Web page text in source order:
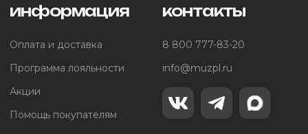
информация
Оплата и доставка
Программа лояльности
Акции
Помощь покупателям
контакты
8 800 777-83-20
info@muzpl.ru